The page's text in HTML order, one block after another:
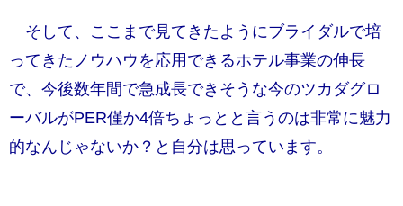
そして、ここまで見てきたようにブライダルで培
ってきたノウハウを応用できるホテル事業の伸長
で、今後数年間で急成長できそうな今のツカダグロ
ーバルがPER僅か4倍ちょっとと言うのは非常に魅力
的なんじゃないか？と自分は思っています。